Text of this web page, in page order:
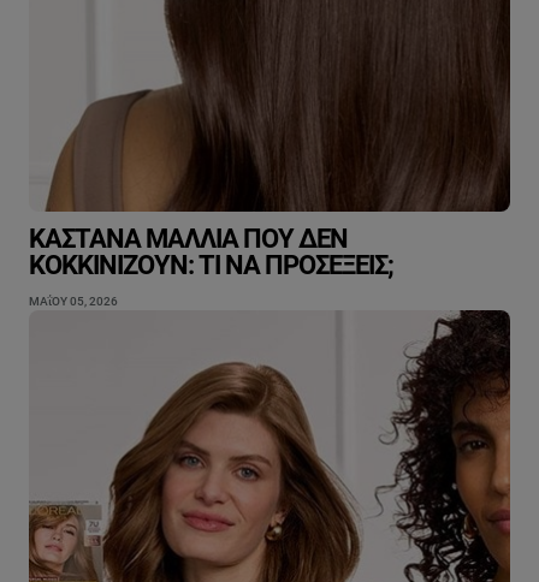
ΚΑΣΤΑΝΆ ΜΑΛΛΙΆ ΠΟΥ ΔΕΝ
ΚΟΚΚΙΝΊΖΟΥΝ: TΙ ΝΑ ΠΡΟΣΈΞΕΙΣ;
ΜΑΐΟΥ 05, 2026